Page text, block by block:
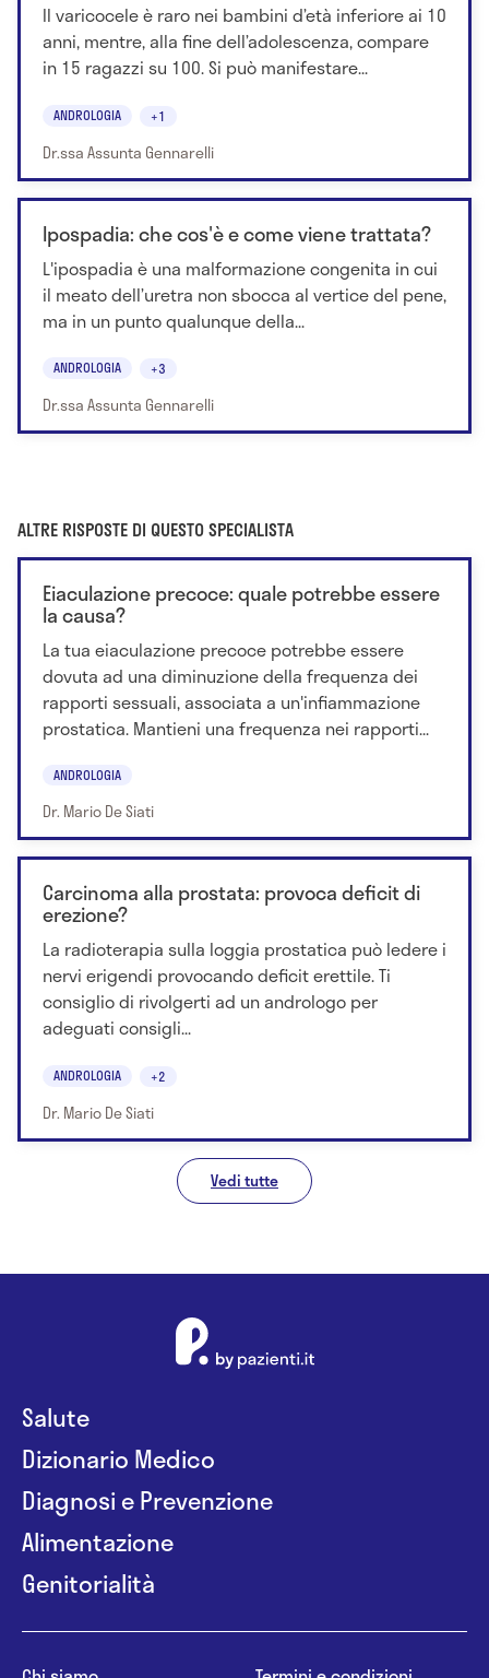
Il varicocele è raro nei bambini d’età inferiore ai 10
anni, mentre, alla fine dell’adolescenza, compare
in 15 ragazzi su 100. Si può manifestare...
ANDROLOGIA +1
Dr.ssa Assunta Gennarelli
Ipospadia: che cos'è e come viene trattata?
L'ipospadia è una malformazione congenita in cui
il meato dell’uretra non sbocca al vertice del pene,
ma in un punto qualunque della...
ANDROLOGIA +3
Dr.ssa Assunta Gennarelli
ALTRE RISPOSTE DI QUESTO SPECIALISTA
Eiaculazione precoce: quale potrebbe essere
la causa?
La tua eiaculazione precoce potrebbe essere
dovuta ad una diminuzione della frequenza dei
rapporti sessuali, associata a un'infiammazione
prostatica. Mantieni una frequenza nei rapporti...
ANDROLOGIA
Dr. Mario De Siati
Carcinoma alla prostata: provoca deficit di
erezione?
La radioterapia sulla loggia prostatica può ledere i
nervi erigendi provocando deficit erettile. Ti
consiglio di rivolgerti ad un andrologo per
adeguati consigli...
ANDROLOGIA +2
Dr. Mario De Siati
Vedi tutte
Salute
Dizionario Medico
Diagnosi e Prevenzione
Alimentazione
Genitorialità